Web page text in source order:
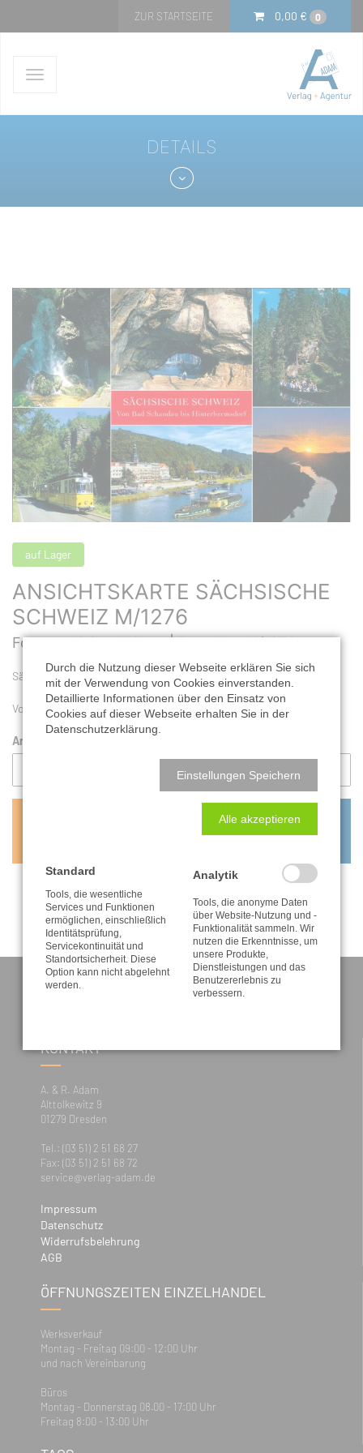
0,00 € 0
ZUR STARTSEITE
Navigation
DETAILS
auf Lager
ANSICHTSKARTE SÄCHSISCHE
SCHWEIZ M/1276
Format: 16,2 x 11,2 cm |Best. Nr.: M/1276
Sächsischen Schweiz
Von Bad Schandau bis Hinterhermsdorf
Anzahl:
KONTAKT
A. & R. Adam
Alttolkewitz 9
01279 Dresden
Tel.: (03 51) 2 51 68 27
Fax: (03 51) 2 51 68 72
service@verlag-adam.de
Impressum
Datenschutz
Widerrufsbelehrung
AGB
ÖFFNUNGSZEITEN EINZELHANDEL
Werksverkauf
Montag - Freitag 09:00 - 12:00 Uhr
und nach Vereinbarung
Büros
Montag - Donnerstag 08.00 - 17:00 Uhr
Freitag 8:00 - 13:00 Uhr
Durch die Nutzung dieser Webseite erklären Sie sich
mit der Verwendung von Cookies einverstanden.
Detaillierte Informationen über den Einsatz von
Cookies auf dieser Webseite erhalten Sie in der
Datenschutzerklärung.
Einstellungen Speichern
Alle akzeptieren
Standard
Tools, die wesentliche
Services und Funktionen
ermöglichen, einschließlich
Identitätsprüfung,
Servicekontinuität und
Standortsicherheit. Diese
Option kann nicht abgelehnt
werden.
Analytik
Tools, die anonyme Daten
über Website-Nutzung und -
Funktionalität sammeln. Wir
nutzen die Erkenntnisse, um
unsere Produkte,
Dienstleistungen und das
Benutzererlebnis zu
verbessern.